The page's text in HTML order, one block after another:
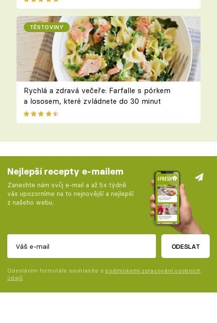
TĚSTOVINY
Rychlá a zdravá večeře: Farfalle s pórkem
a lososem, které zvládnete do 30 minut
Nejlepší recepty e-mailem
Zanechte nám svůj e-mail a až 5x týdně
vás upozorníme na to nejnovější a nejlepší
z našeho webu.
ODESLAT
Odesláním formuláře souhlasíte s podmínkami zpracování osobních
údajů